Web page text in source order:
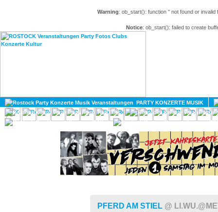
Warning: ob_start(): function '' not found or
Notice: ob_start(): failed to create
PARTY KONZERTE MUSIK
KULTUR
GAY
PFERD AM STIEL @